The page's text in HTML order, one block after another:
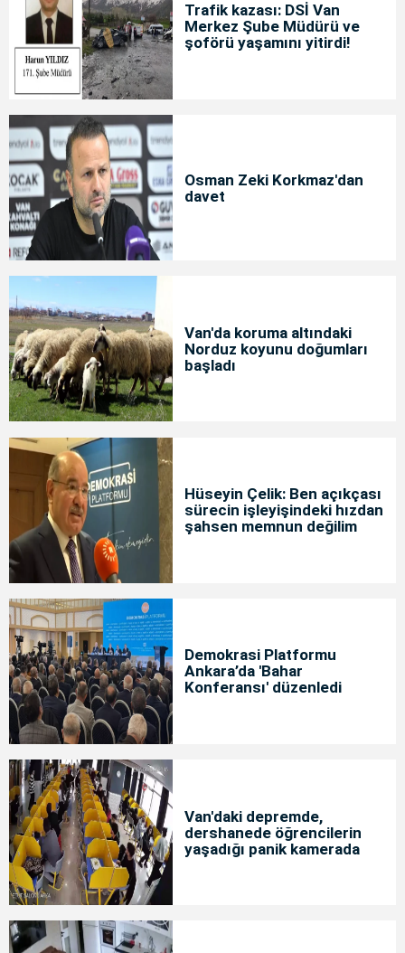
Trafik kazası: DSİ Van
Merkez Şube Müdürü ve
şoförü yaşamını yitirdi!
Osman Zeki Korkmaz'dan
davet
Van'da koruma altındaki
Norduz koyunu doğumları
başladı
Hüseyin Çelik: Ben açıkçası
sürecin işleyişindeki hızdan
şahsen memnun değilim
Demokrasi Platformu
Ankara’da 'Bahar
Konferansı' düzenledi
Van'daki depremde,
dershanede öğrencilerin
yaşadığı panik kamerada